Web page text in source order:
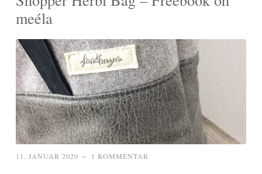
meéla
11. JANUAR 2020 ~ 1 KOMMENTAR